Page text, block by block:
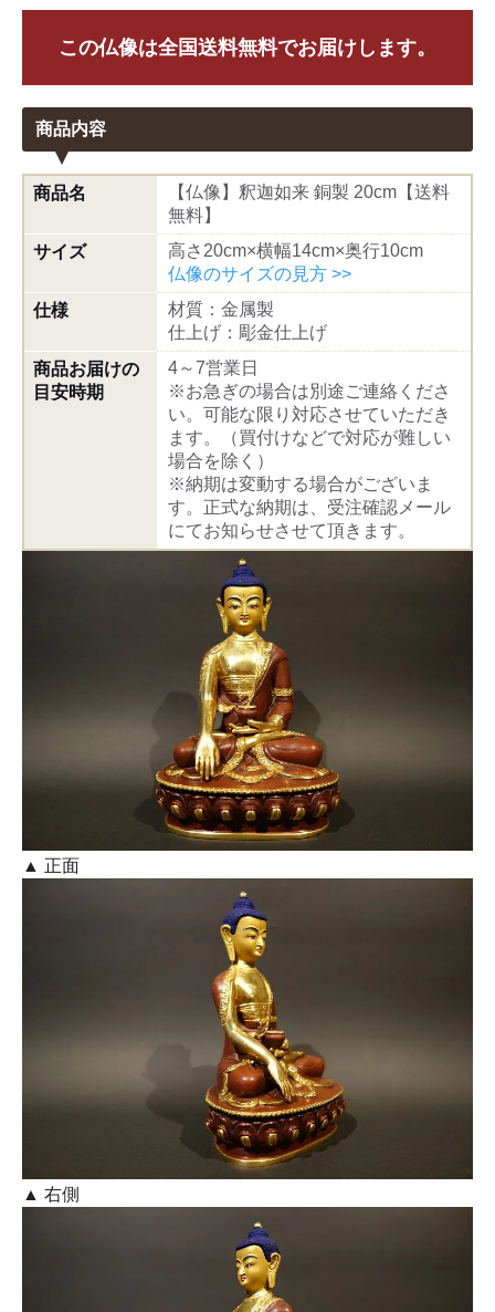
この仏像は全国送料無料でお届けします。
商品内容
商品名
【仏像】釈迦如来 銅製 20cm【送料
無料】
サイズ
高さ20cm×横幅14cm×奥行10cm
仏像のサイズの見方 >>
仕様
材質：金属製
仕上げ：彫金仕上げ
商品お届けの
目安時期
4～7営業日
※お急ぎの場合は別途ご連絡くださ
い。可能な限り対応させていただき
ます。（買付けなどで対応が難しい
場合を除く）
※納期は変動する場合がございま
す。正式な納期は、受注確認メール
にてお知らせさせて頂きます。
▲ 正面
▲ 右側